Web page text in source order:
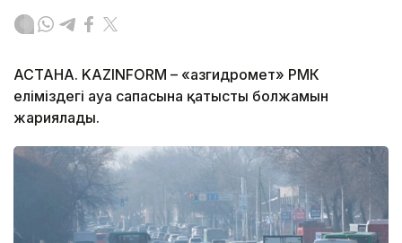
АСТАНА. KAZINFORM – «Қазгидромет» РМК
еліміздегі ауа сапасына қатысты болжамын
жариялады.